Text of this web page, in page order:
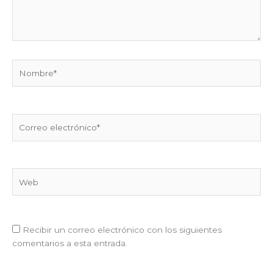
electrónico*
Recibir un correo electrónico con los siguientes
comentarios a esta entrada.